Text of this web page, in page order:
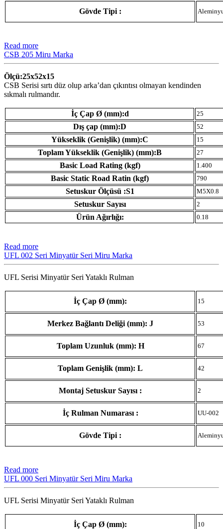
Gövde Tipi :
Read more
CSB 205 Miru Marka
Ölçü:25x52x15
CSB Serisi sırtı düz olup arka’dan çıkıntısı olmayan kendinden
sıkmalı rulmandır.
İç Çap Ø (mm):d 25
Dış çap (mm):D 52
Yükseklik (Genişlik) (mm):C 15
Toplam Yükseklik (Genişlik) (mm):B 27
Basic Load Rating (kgf) 1.400
Basic Static Road Ratin (kgf) 790
Setuskur Ölçüsü :S1 M5X0.8
Setuskur Sayısı 2
Ürün Ağırlığı: 0.18
Read more
UFL 002 Seri Minyatür Seri Miru Marka
UFL Serisi Minyatür Seri Yataklı Rulman
İç Çap Ø (mm): 15
Merkez Bağlantı Deliği (mm): J 53
Toplam Uzunluk (mm): H 67
Toplam Genişlik (mm): L 42
Montaj Setuskur Sayısı : 2
İç Rulman Numarası : UU-002
Gövde Tipi :
Read more
UFL 000 Seri Minyatür Seri Miru Marka
UFL Serisi Minyatür Seri Yataklı Rulman
İç Çap Ø (mm): 10